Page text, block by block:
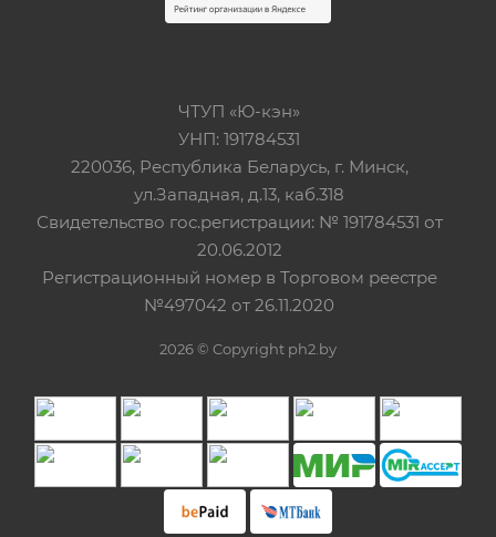
ЧТУП «Ю-кэн»
УНП: 191784531
220036, Республика Беларусь, г. Минск,
ул.Западная, д.13, каб.318
Свидетельство гос.регистрации: № 191784531 от
20.06.2012
Регистрационный номер в Торговом реестре
№497042 от 26.11.2020
2026 © Copyright ph2.by